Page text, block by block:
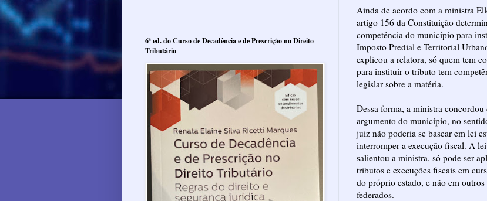
Ainda de acordo com a ministra
artigo 156 da Constituição
competência do município para
Imposto Predial e Territorial
explicou a relatora, só quem tem
para instituir o tributo tem
legislar sobre a matéria.
Dessa forma, a ministra concordou
argumento do município, no
juiz não poderia se basear em lei
interromper a execução fiscal. A
salientou a ministra, só pode ser
tributos e execuções fiscais em
do próprio estado, e não em outros
federados.
6ª ed. do Curso de Decadência e de Prescrição no Direito
Tributário